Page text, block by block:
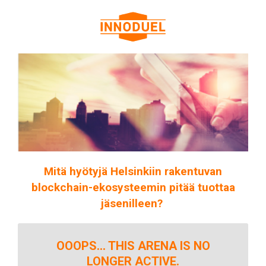
Mitä hyötyjä Helsinkiin rakentuvan
blockchain-ekosysteemin pitää tuottaa
jäsenilleen?
OOOPS... THIS ARENA IS NO
LONGER ACTIVE.